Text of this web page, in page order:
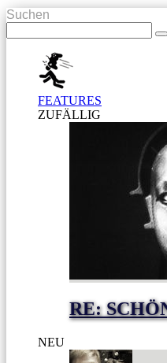
Suchen
FEATURES
ZUFÄLLIG
RE:
NEU